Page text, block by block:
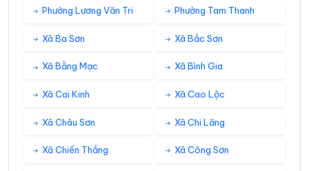
Phường Lương Văn Tri Phường Tam Thanh
Xã Ba Sơn Xã Bắc Sơn
Xã Bằng Mạc Xã Bình Gia
Xã Cai Kinh Xã Cao Lộc
Xã Châu Sơn Xã Chi Lăng
Xã Chiến Thắng Xã Công Sơn